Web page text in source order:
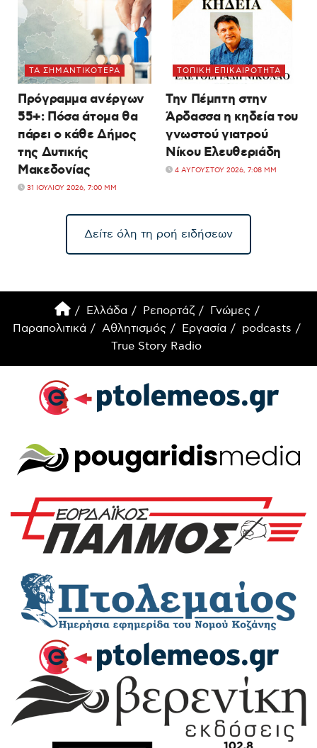
ΤΑ ΣΗΜΑΝΤΙΚΟΤΕΡΑ
Πρόγραμμα ανέργων
55+: Πόσα άτομα θα
πάρει ο κάθε Δήμος
της Δυτικής
Μακεδονίας
31 ΙΟΥΛΊΟΥ 2026, 7:00 ΜΜ
ΤΟΠΙΚΉ ΕΠΙΚΑΙΡΌΤΗΤΑ
Την Πέμπτη στην
Άρδασσα η κηδεία του
γνωστού γιατρού
Νίκου Ελευθεριάδη
4 ΑΥΓΟΎΣΤΟΥ 2026, 7:08 ΜΜ
Δείτε όλη τη ροή ειδήσεων
Ελλάδα Ρεπορτάζ
Γνώμες
Παραπολιτικά
Αθλητισμός Εργασία
podcasts
True Story Radio